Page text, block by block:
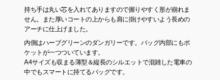
持ち手は丸い芯を入れてありますので握りやすく形が崩れま
せん。また厚いコートの上からも肩に掛けやすいよう長めの
アーチに仕上げました。
内側はハーブグリーンのダンガリーです。バッグ内部にもポ
ケットが一つついています。
A4サイズも収まる薄型＆縦長のシルエットで混雑した電車の
中でもスマートに持てるバッグです。